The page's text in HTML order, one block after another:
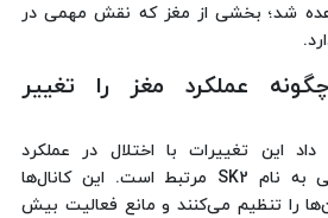
شد؛ بخشی از مغز که نقش مهمی در
عملکرد مغز را تغییر
این تغییرات با اختلال در عملکرد
کانال‌های پروتئینی خاصی به نام SK2 مرتبط است. این کانال‌ها
را تنظیم می‌کنند و مانع فعالیت بیش